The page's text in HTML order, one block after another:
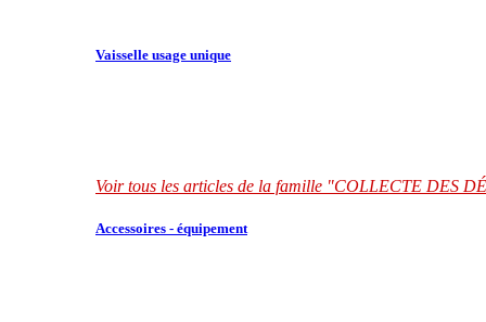
Vaisselle usage unique
Voir tous les articles de la famille "COLLECTE DES
Accessoires - équipement